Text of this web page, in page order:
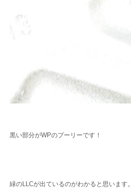
黒い部分がWPのプーリーです！
緑のLLCが出ているのがわかると思います。